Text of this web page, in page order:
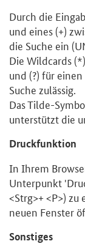
Durch die
und eines (+)
die Suche ein
Die Wildcards
und (?) für
Suche zulässig.
Das Tilde-
unterstützt die
Druckfunktion
In Ihrem
Unterpunkt
<Strg>+ <P>)
neuen Fenster
Sonstiges